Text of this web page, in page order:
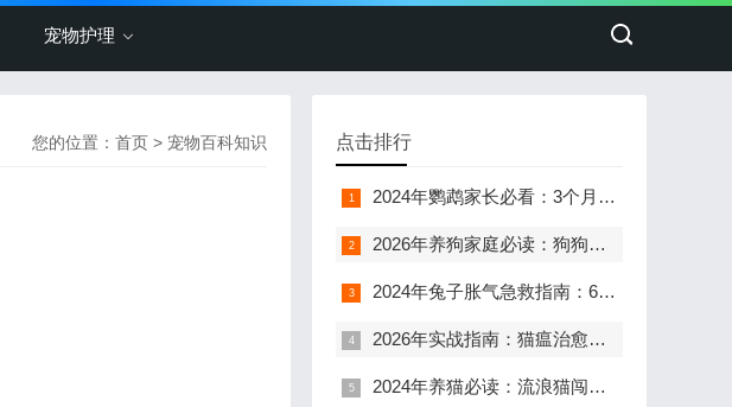
宠物护理
您的位置： 首页 > 宠物百科知识 点击排行
2024年鹦鹉家长必看：3个月幼鸟呕奶炸毛，72小时紧急救助指南
2026年养狗家庭必读：狗狗卡喉急救与预防全攻略，关键时刻能救它一命
2024年兔子胀气急救指南：6小时黄金抢救期与子宫蓄脓手术3000-5000元费用全解析
2026年实战指南：猫瘟治愈后幼猫站不起来，5步急救与长期护理方案
2024年养猫必读：流浪猫闯入和爱咬人，这8个风险90%的家长都忽略了